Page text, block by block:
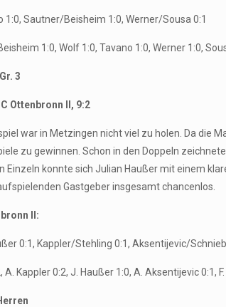
1:0, Sautner/Beisheim 1:0, Werner/Sousa 0:1
1:0, Wolf 1:0, Tavano 1:0, Werner 1:0,
3
Ottenbronn II, 9:2
war in Metzingen nicht viel zu holen. Da die
zu gewinnen. Schon in den Doppeln
Einzeln konnte sich Julian Haußer mit einem
Gastgeber insgesamt chancenlos.
II:
0:1, Kappler/Stehling 0:1, Aksentijevic/
A. Kappler 0:2, J. Haußer 1:0, A. Aksentijevic 0:1,